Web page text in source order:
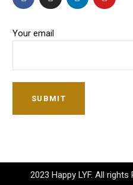
Your email
SUBMIT
2023 Happy LYF. All